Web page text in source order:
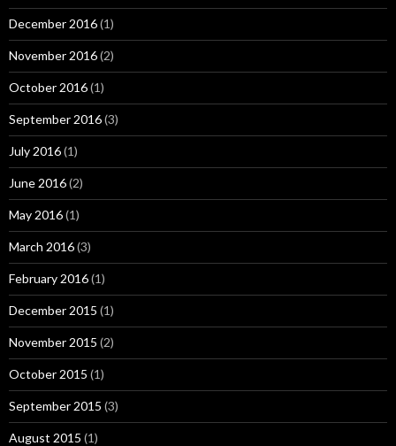
December 2016(1)
November 2016(2)
October 2016(1)
September 2016(3)
July 2016(1)
June 2016(2)
May 2016(1)
March 2016(3)
February 2016(1)
December 2015 (1)
November 2015 (2)
October 2015 (1)
September 2015 (3)
August 2015 (1)